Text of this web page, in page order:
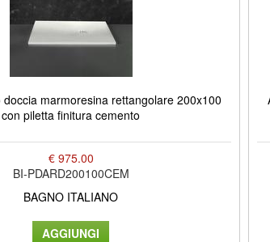
doccia marmoresina rettangolare 200x100
con piletta finitura cemento
€ 975.00
BI-PDARD200100CEM
BAGNO ITALIANO